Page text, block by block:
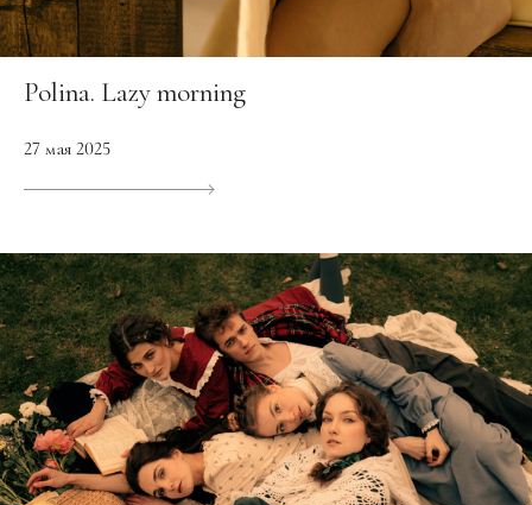
Polina. Lazy morning
27 мая 2025